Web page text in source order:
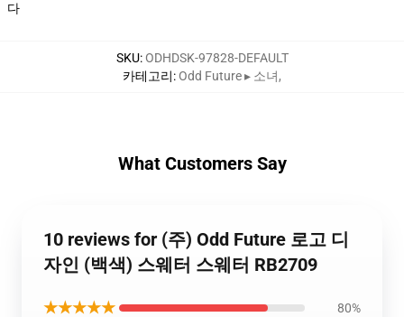
다
SKU:ODHDSK-97828-DEFAULT
카테고리:Odd Future ▸ 소녀,
What Customers Say
10 reviews for (주) Odd Future 로고 디
자인 (백색) 스웨터 스웨터 RB2709
★★★★★ 80%